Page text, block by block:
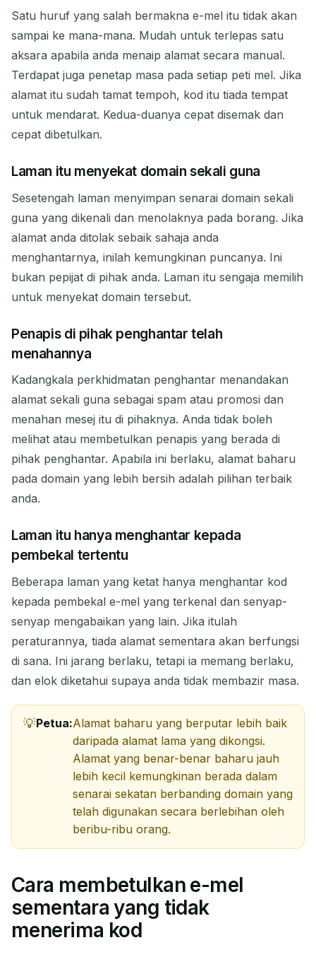
Segar
Satu huruf yang salah bermakna e-mel itu tidak akan
sampai ke mana-mana. Mudah untuk terlepas satu
aksara apabila anda menaip alamat secara manual.
Terdapat juga penetap masa pada setiap peti mel. Jika
alamat itu sudah tamat tempoh, kod itu tiada tempat
untuk mendarat. Kedua-duanya cepat disemak dan
cepat dibetulkan.
Laman itu menyekat domain sekali guna
Sesetengah laman menyimpan senarai domain sekali
guna yang dikenali dan menolaknya pada borang. Jika
alamat anda ditolak sebaik sahaja anda
menghantarnya, inilah kemungkinan puncanya. Ini
bukan pepijat di pihak anda. Laman itu sengaja memilih
untuk menyekat domain tersebut.
Penapis di pihak penghantar telah
menahannya
Kadangkala perkhidmatan penghantar menandakan
alamat sekali guna sebagai spam atau promosi dan
menahan mesej itu di pihaknya. Anda tidak boleh
melihat atau membetulkan penapis yang berada di
pihak penghantar. Apabila ini berlaku, alamat baharu
pada domain yang lebih bersih adalah pilihan terbaik
anda.
Laman itu hanya menghantar kepada
pembekal tertentu
Beberapa laman yang ketat hanya menghantar kod
kepada pembekal e-mel yang terkenal dan senyap-
senyap mengabaikan yang lain. Jika itulah
peraturannya, tiada alamat sementara akan berfungsi
di sana. Ini jarang berlaku, tetapi ia memang berlaku,
dan elok diketahui supaya anda tidak membazir masa.
Petua:Alamat baharu yang berputar lebih baik
daripada alamat lama yang dikongsi.
Alamat yang benar-benar baharu jauh
lebih kecil kemungkinan berada dalam
senarai sekatan berbanding domain yang
telah digunakan secara berlebihan oleh
beribu-ribu orang.
Cara membetulkan e-mel
sementara yang tidak
menerima kod